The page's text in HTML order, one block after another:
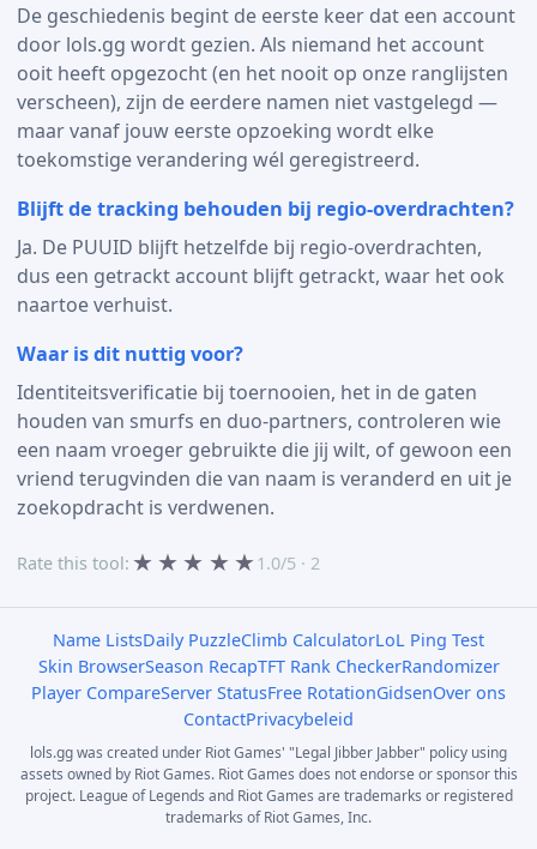
De geschiedenis begint de eerste keer dat een account
door lols.gg wordt gezien. Als niemand het account
ooit heeft opgezocht (en het nooit op onze ranglijsten
verscheen), zijn de eerdere namen niet vastgelegd —
maar vanaf jouw eerste opzoeking wordt elke
toekomstige verandering wél geregistreerd.
Blijft de tracking behouden bij regio-overdrachten?
Ja. De PUUID blijft hetzelfde bij regio-overdrachten,
dus een getrackt account blijft getrackt, waar het ook
naartoe verhuist.
Waar is dit nuttig voor?
Identiteitsverificatie bij toernooien, het in de gaten
houden van smurfs en duo-partners, controleren wie
een naam vroeger gebruikte die jij wilt, of gewoon een
vriend terugvinden die van naam is veranderd en uit je
zoekopdracht is verdwenen.
Rate this tool: ★ ★ ★ ★ ★ 1.0/5 · 2
Name ListsDaily PuzzleClimb CalculatorLoL Ping Test
Skin BrowserSeason RecapTFT Rank CheckerRandomizer
Player CompareServer StatusFree RotationGidsenOver ons
ContactPrivacybeleid
lols.gg was created under Riot Games' "Legal Jibber Jabber" policy using
assets owned by Riot Games. Riot Games does not endorse or sponsor this
project. League of Legends and Riot Games are trademarks or registered
trademarks of Riot Games, Inc.